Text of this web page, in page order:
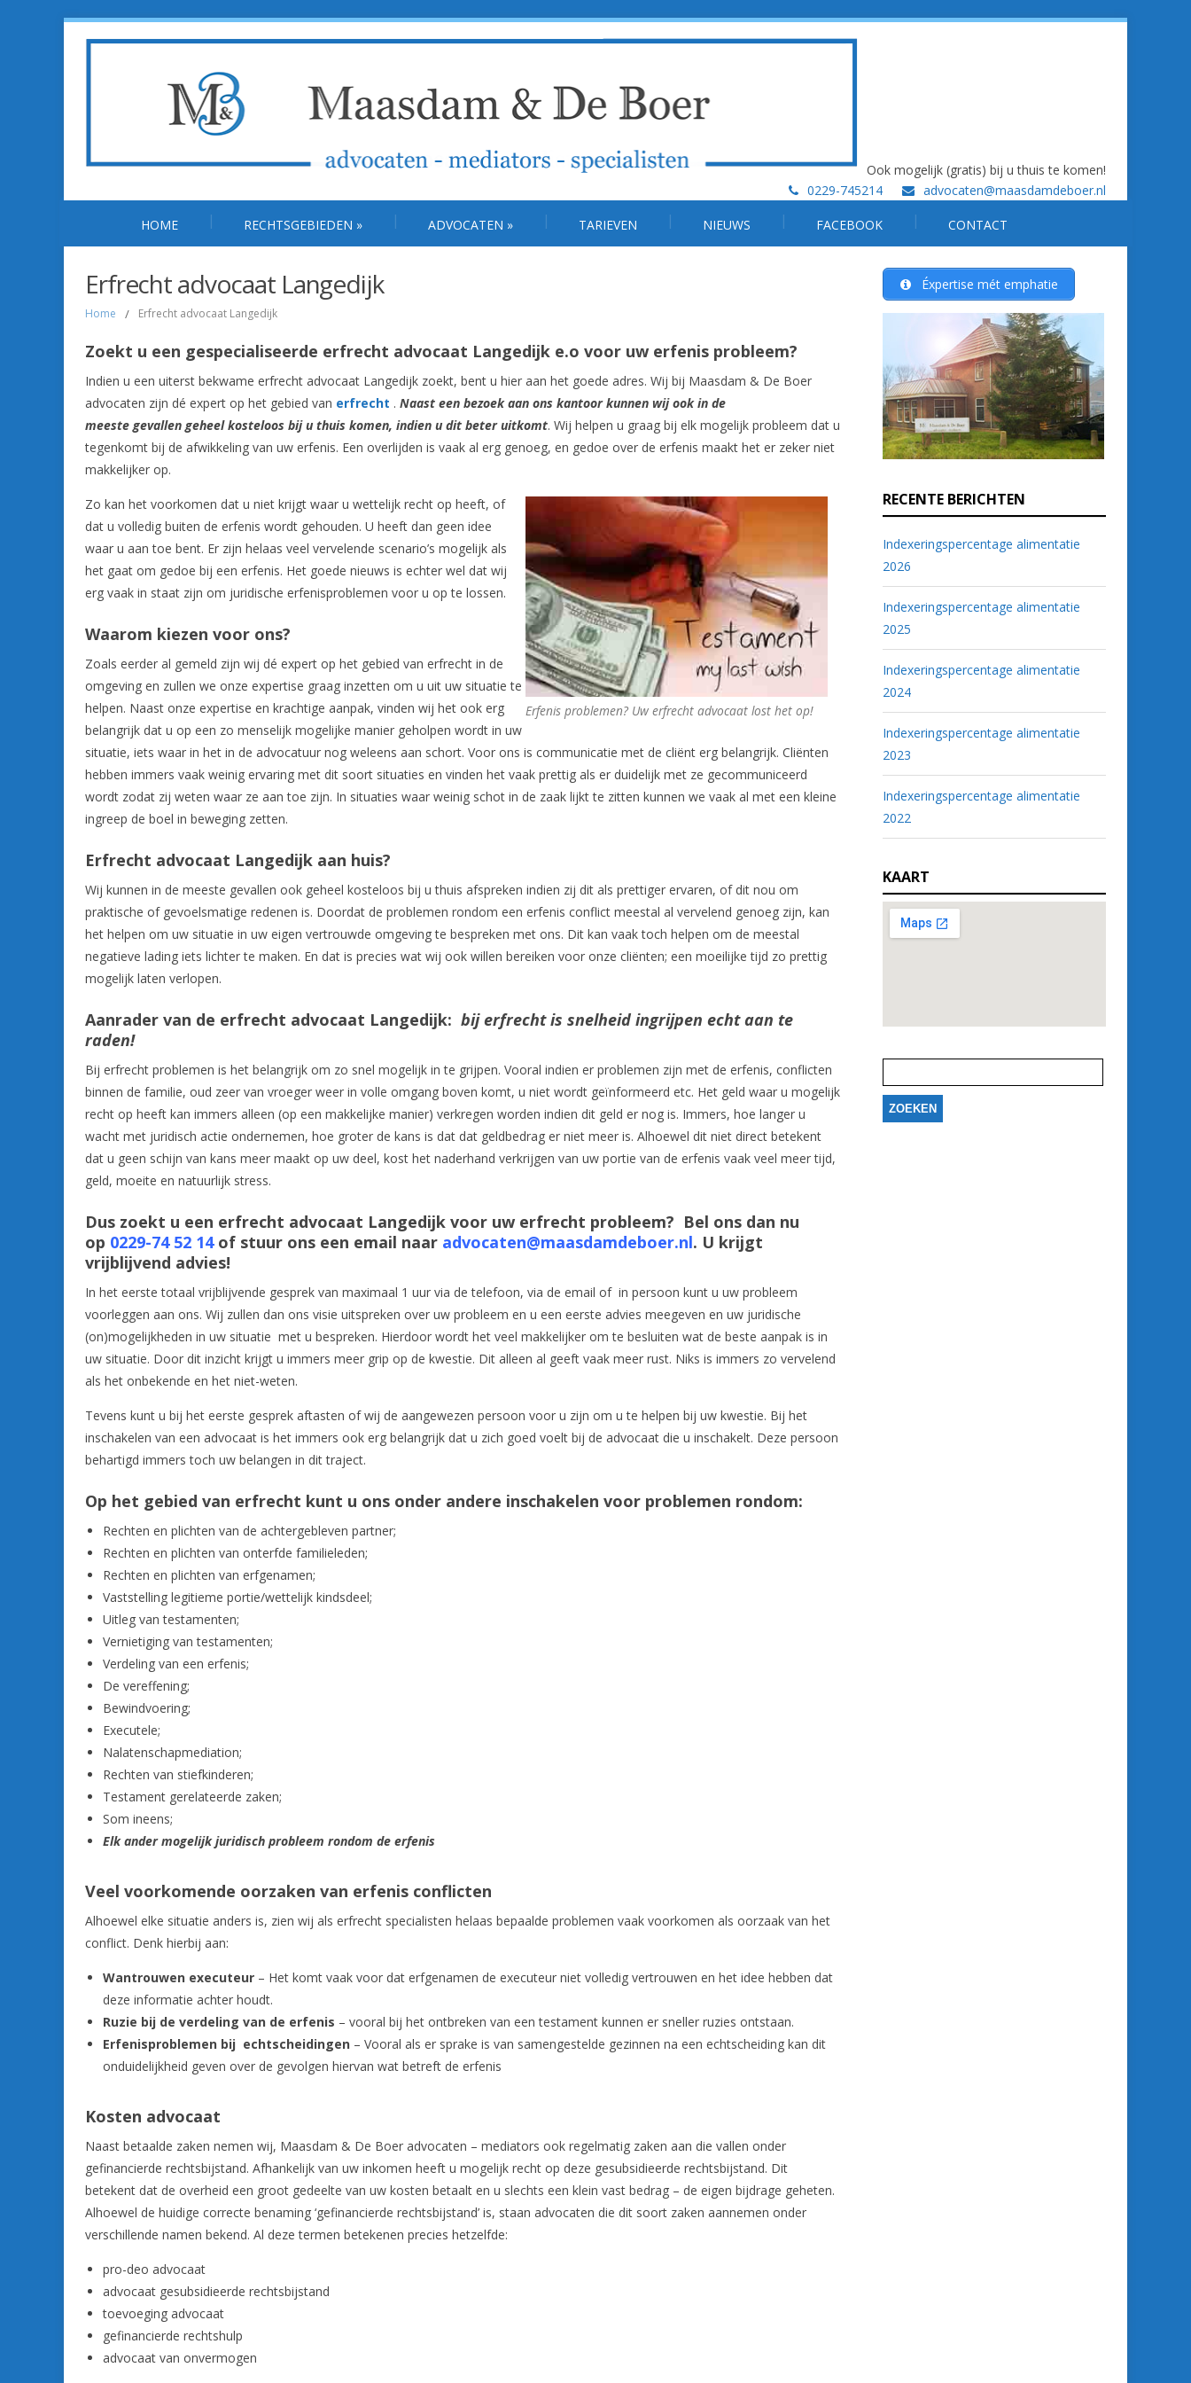
Ook mogelijk (gratis) bij u thuis te komen!
0229-745214
advocaten@maasdamdeboer.nl
HOME RECHTSGEBIEDEN » ADVOCATEN » TARIEVEN NIEUWS FACEBOOK CONTACT
Erfrecht advocaat Langedijk
Home / Erfrecht advocaat Langedijk
Zoekt u een gespecialiseerde erfrecht advocaat Langedijk e.o voor uw erfenis probleem?
Indien u een uiterst bekwame erfrecht advocaat Langedijk zoekt, bent u hier aan het goede adres. Wij bij Maasdam & De Boer
advocaten zijn dé expert op het gebied van erfrecht . Naast een bezoek aan ons kantoor kunnen wij ook in de
meeste gevallen geheel kosteloos bij u thuis komen, indien u dit beter uitkomt. Wij helpen u graag bij elk mogelijk probleem dat u
tegenkomt bij de afwikkeling van uw erfenis. Een overlijden is vaak al erg genoeg, en gedoe over de erfenis maakt het er zeker niet
makkelijker op.
Erfenis problemen? Uw erfrecht advocaat lost het op!
Zo kan het voorkomen dat u niet krijgt waar u wettelijk recht op heeft, of
dat u volledig buiten de erfenis wordt gehouden. U heeft dan geen idee
waar u aan toe bent. Er zijn helaas veel vervelende scenario’s mogelijk als
het gaat om gedoe bij een erfenis. Het goede nieuws is echter wel dat wij
erg vaak in staat zijn om juridische erfenisproblemen voor u op te lossen.
Waarom kiezen voor ons?
Zoals eerder al gemeld zijn wij dé expert op het gebied van erfrecht in de
omgeving en zullen we onze expertise graag inzetten om u uit uw situatie te
helpen. Naast onze expertise en krachtige aanpak, vinden wij het ook erg
belangrijk dat u op een zo menselijk mogelijke manier geholpen wordt in uw
situatie, iets waar in het in de advocatuur nog weleens aan schort. Voor ons is communicatie met de cliënt erg belangrijk. Cliënten
hebben immers vaak weinig ervaring met dit soort situaties en vinden het vaak prettig als er duidelijk met ze gecommuniceerd
wordt zodat zij weten waar ze aan toe zijn. In situaties waar weinig schot in de zaak lijkt te zitten kunnen we vaak al met een kleine
ingreep de boel in beweging zetten.
Erfrecht advocaat Langedijk aan huis?
Wij kunnen in de meeste gevallen ook geheel kosteloos bij u thuis afspreken indien zij dit als prettiger ervaren, of dit nou om
praktische of gevoelsmatige redenen is. Doordat de problemen rondom een erfenis conflict meestal al vervelend genoeg zijn, kan
het helpen om uw situatie in uw eigen vertrouwde omgeving te bespreken met ons. Dit kan vaak toch helpen om de meestal
negatieve lading iets lichter te maken. En dat is precies wat wij ook willen bereiken voor onze cliënten; een moeilijke tijd zo prettig
mogelijk laten verlopen.
Aanrader van de erfrecht advocaat Langedijk: bij erfrecht is snelheid ingrijpen echt aan te
raden!
Bij erfrecht problemen is het belangrijk om zo snel mogelijk in te grijpen. Vooral indien er problemen zijn met de erfenis, conflicten
binnen de familie, oud zeer van vroeger weer in volle omgang boven komt, u niet wordt geïnformeerd etc. Het geld waar u mogelijk
recht op heeft kan immers alleen (op een makkelijke manier) verkregen worden indien dit geld er nog is. Immers, hoe langer u
wacht met juridisch actie ondernemen, hoe groter de kans is dat dat geldbedrag er niet meer is. Alhoewel dit niet direct betekent
dat u geen schijn van kans meer maakt op uw deel, kost het naderhand verkrijgen van uw portie van de erfenis vaak veel meer tijd,
geld, moeite en natuurlijk stress.
Dus zoekt u een erfrecht advocaat Langedijk voor uw erfrecht probleem? Bel ons dan nu
op 0229-74 52 14of stuur ons een email naar advocaten@maasdamdeboer.nl. U krijgt
vrijblijvend advies!
In het eerste totaal vrijblijvende gesprek van maximaal 1 uur via de telefoon, via de email of in persoon kunt u uw probleem
voorleggen aan ons. Wij zullen dan ons visie uitspreken over uw probleem en u een eerste advies meegeven en uw juridische
(on)mogelijkheden in uw situatie met u bespreken. Hierdoor wordt het veel makkelijker om te besluiten wat de beste aanpak is in
uw situatie. Door dit inzicht krijgt u immers meer grip op de kwestie. Dit alleen al geeft vaak meer rust. Niks is immers zo vervelend
als het onbekende en het niet-weten.
Tevens kunt u bij het eerste gesprek aftasten of wij de aangewezen persoon voor u zijn om u te helpen bij uw kwestie. Bij het
inschakelen van een advocaat is het immers ook erg belangrijk dat u zich goed voelt bij de advocaat die u inschakelt. Deze persoon
behartigd immers toch uw belangen in dit traject.
Op het gebied van erfrecht kunt u ons onder andere inschakelen voor problemen rondom:
Rechten en plichten van de achtergebleven partner;
Rechten en plichten van onterfde familieleden;
Rechten en plichten van erfgenamen;
Vaststelling legitieme portie/wettelijk kindsdeel;
Uitleg van testamenten;
Vernietiging van testamenten;
Verdeling van een erfenis;
De vereffening;
Bewindvoering;
Executele;
Nalatenschapmediation;
Rechten van stiefkinderen;
Testament gerelateerde zaken;
Som ineens;
Elk ander mogelijk juridisch probleem rondom de erfenis
Veel voorkomende oorzaken van erfenis conflicten
Alhoewel elke situatie anders is, zien wij als erfrecht specialisten helaas bepaalde problemen vaak voorkomen als oorzaak van het
conflict. Denk hierbij aan:
Wantrouwen executeur – Het komt vaak voor dat erfgenamen de executeur niet volledig vertrouwen en het idee hebben dat
deze informatie achter houdt.
Ruzie bij de verdeling van de erfenis – vooral bij het ontbreken van een testament kunnen er sneller ruzies ontstaan.
Erfenisproblemen bij echtscheidingen – Vooral als er sprake is van samengestelde gezinnen na een echtscheiding kan dit
onduidelijkheid geven over de gevolgen hiervan wat betreft de erfenis
Kosten advocaat
Naast betaalde zaken nemen wij, Maasdam & De Boer advocaten – mediators ook regelmatig zaken aan die vallen onder
gefinancierde rechtsbijstand. Afhankelijk van uw inkomen heeft u mogelijk recht op deze gesubsidieerde rechtsbijstand. Dit
betekent dat de overheid een groot gedeelte van uw kosten betaalt en u slechts een klein vast bedrag – de eigen bijdrage geheten.
Alhoewel de huidige correcte benaming ‘gefinancierde rechtsbijstand’ is, staan advocaten die dit soort zaken aannemen onder
verschillende namen bekend. Al deze termen betekenen precies hetzelfde:
pro-deo advocaat
advocaat gesubsidieerde rechtsbijstand
toevoeging advocaat
gefinancierde rechtshulp
advocaat van onvermogen
Éxpertise mét emphatie
RECENTE BERICHTEN
Indexeringspercentage alimentatie
2026
Indexeringspercentage alimentatie
2025
Indexeringspercentage alimentatie
2024
Indexeringspercentage alimentatie
2023
Indexeringspercentage alimentatie
2022
KAART
naar: